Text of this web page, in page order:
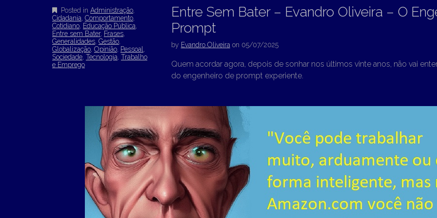
Posted in Administração
Cidadania Comportamento
Cotidiano Educação Pública
Entre sem Bater, Frases
Generalidades Gestão
Globalização Opinião Pessoal
Sociedade Tecnologia Trabalho
e Emprego
Entre Sem Bater – Evandro Oliveira – O
Prompt
by Evandro Oliveira on 05/07/2025
Quem acordar agora, depois de sonhar nos últimos vinte anos, não vai
do engenheiro de prompt experiente.